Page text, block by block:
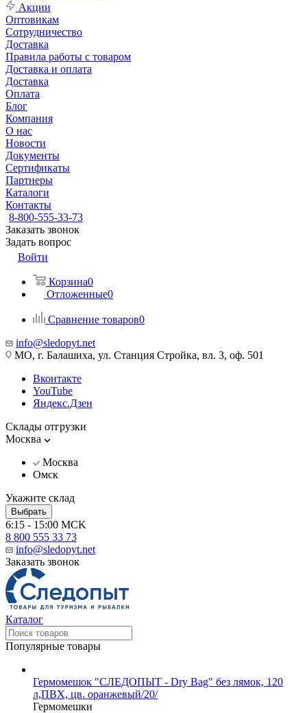
Акции
Оптовикам
Сотрудничество
Доставка
Правила работы с товаром
Доставка и оплата
Доставка
Оплата
Блог
Компания
О нас
Новости
Документы
Сертификаты
Партнеры
Каталоги
Контакты
8-800-555-33-73
Заказать звонок
Задать вопрос
Войти
Корзина0
Отложенные0
Сравнение товаров0
info@sledopyt.net
МО, г. Балашиха, ул. Станция Стройка, вл. 3, оф. 501
Вконтакте
YouTube
Яндекс.Дзен
Склады отгрузки
Москва
Москва
Омск
Укажите склад
Выбрать
6:15 - 15:00 MCK
8 800 555 33 73
info@sledopyt.net
Заказать звонок
Каталог
Популярные товары
Гермомешок "СЛЕДОПЫТ - Dry Bag" без лямок, 120
л,ПВХ, цв. оранжевый/20/
Гермомешки